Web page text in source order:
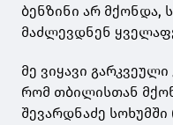
ბენზინი არ მქონდა,
მაძლევდნენ
მე ვიყავი
რომ თბილისთან
შევარდნაძე